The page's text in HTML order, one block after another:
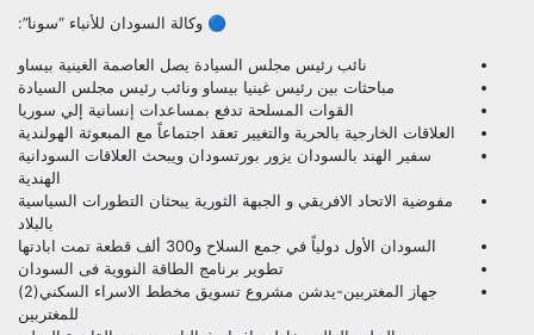
🔵 وكالة السودان للأنباء “سونا”:
نائب رئيس مجلس السيادة يصل العاصمة الغينية بيساو
مباحثات بين رئيس غينيا بيساو ونائب رئيس مجلس السيادة
القوات المسلحة تدفع بمساعدات إنسانية إلي سوريا
العلاقات الخارجية بالحرية والتغيير تعقد اجتماعاً مع المبعوثة الهولندية
سفير الهند بالسودان يزور بورتسودان ويبحث العلاقات السودانية
الهندية
مفوضية الاتحاد الافريقي و الجبهة الثورية يبحثان التطورات السياسية
بالبلاد
السودان الأول دولياً في جمع السلاح و300 ألف قطعة تمت ابادتها
تطوير برنامج الطاقة النووية فى السودان
جهاز المغتربين-يدشن مشروع تسويق مخطط الاسراء السكني(2)
للمغتربين